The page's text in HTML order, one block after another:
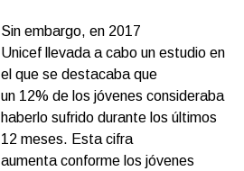
Sin embargo, en 2017
Unicef llevada a cabo un estudio en
el que se destacaba que
un 12% de los jóvenes consideraba
haberlo sufrido durante los últimos
12 meses. Esta cifra
aumenta conforme los jóvenes